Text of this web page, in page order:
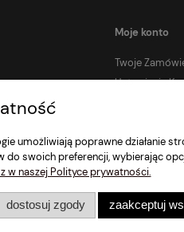
Moje konto
Twoje
Ustawienia
umożliwiają poprawne działanie
swoich preferencji, wybierając
w naszej Polityce prywatności.
dostosuj zgody zaakceptuj